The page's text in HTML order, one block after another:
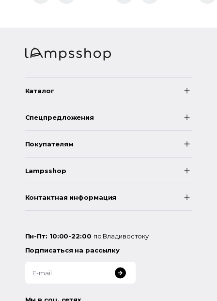
Каталог
Спецпредложения
Покупателям
Lampsshop
Контактная информация
Пн-Пт: 10:00-22:00 по Владивостоку
Подписаться на рассылку